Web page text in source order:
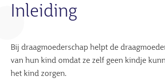
Inleiding
Bij draagmoederschap helpt de
van hun kind omdat ze zelf geen kindje
het kind zorgen.